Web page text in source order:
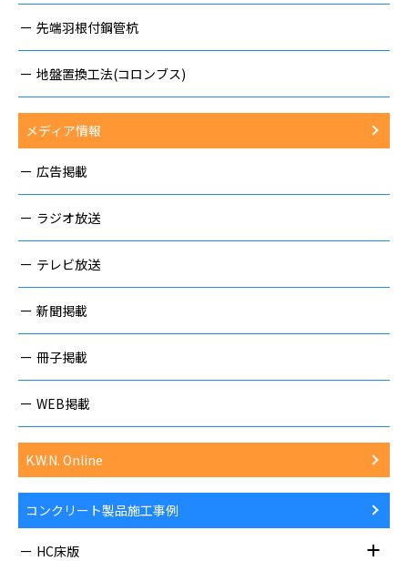
先端羽根付鋼管杭
地盤置換工法(コロンブス)
メディア情報
広告掲載
ラジオ放送
テレビ放送
新聞掲載
冊子掲載
WEB掲載
K.W.N. Online
コンクリート製品施工事例
HC床版